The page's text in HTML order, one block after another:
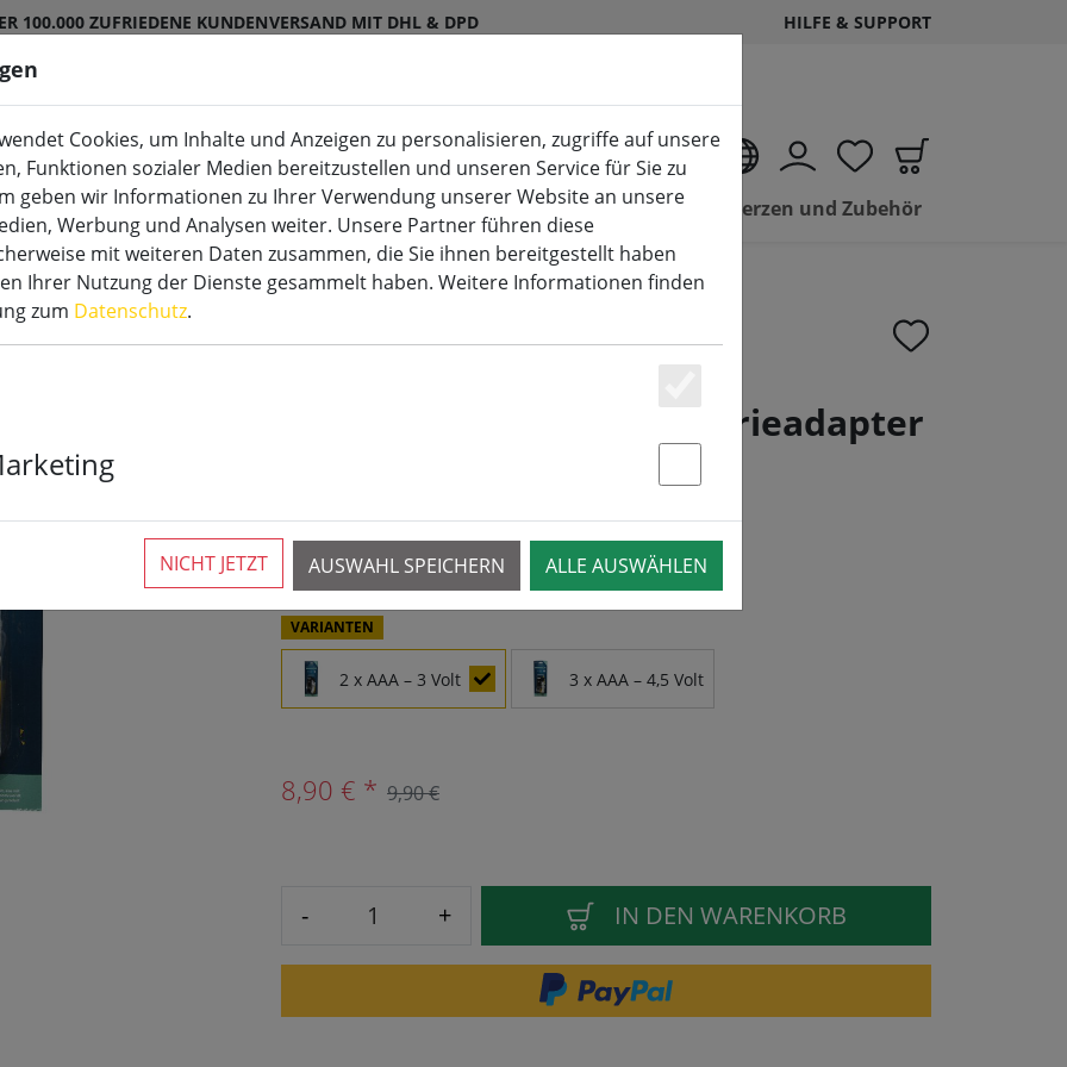
100.000 ZUFRIEDENE KUNDENVERSAND MIT DHL & DPD HILFE & SUPPORT
LED Sonderkerzen Zubehör Sale LED Kerzen und Zubehör
Kaemingk Lumineo Batterieadapter
›
Mehr als 10 verfügbar
VARIANTEN
2 x AAA – 3 Volt 3 x AAA – 4,5 Volt
8,90 € * 9,90 €
- + IN DEN WARENKORB
Cookies, um Inhalte und Anzeigen zu personalisieren, zugriffe auf unsere
Funktionen sozialer Medien bereitzustellen und unseren Service für Sie zu
geben wir Informationen zu Ihrer Verwendung unserer Website an unsere
Werbung und Analysen weiter. Unsere Partner führen diese
mit weiteren Daten zusammen, die Sie ihnen bereitgestellt haben
Ihrer Nutzung der Dienste gesammelt haben. Weitere Informationen finden
zum Datenschutz.
Essenziell
AUSWAHL SPEICHERN ALLE AUSWÄHLEN
NICHT JETZT